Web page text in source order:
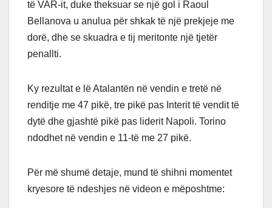
të VAR-it, duke theksuar se një gol i Raoul
Bellanova u anulua për shkak të një prekjeje me
dorë, dhe se skuadra e tij meritonte një tjetër
penallti.
Ky rezultat e lë Atalantën në vendin e tretë në
renditje me 47 pikë, tre pikë pas Interit të vendit të
dytë dhe gjashtë pikë pas liderit Napoli. Torino
ndodhet në vendin e 11-të me 27 pikë.
Për më shumë detaje, mund të shihni momentet
kryesore të ndeshjes në videon e mëposhtme: